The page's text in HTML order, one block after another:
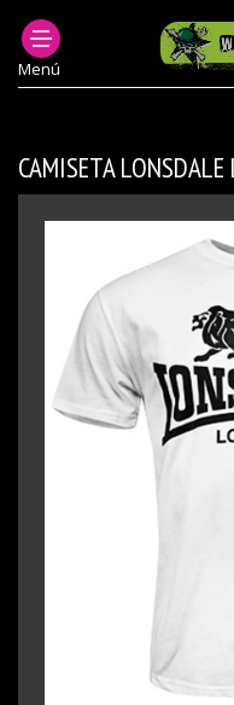
Menú
ROPA PUNK HOMBRE
CAMISETAS LONSDALE
CAMISETA